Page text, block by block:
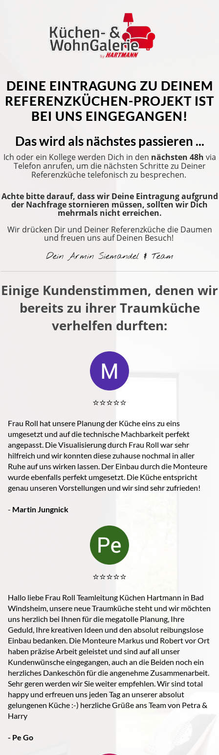
DEINE EINTRAGUNG ZU DEINEM
REFERENZKÜCHEN-PROJEKT IST
BEI UNS EINGEGANGEN!
Das wird als nächstes passieren ...
Ich oder ein Kollege werden Dich in den nächsten 48h via
Telefon anrufen, um die nächsten Schritte zu Deiner
Referenzküche telefonisch zu besprechen.
Achte bitte darauf, dass wir Deine Eintragung aufgrund
der Nachfrage stornieren müssen, sollten wir Dich
mehrmals nicht erreichen.
Wir drücken Dir und Deiner Referenzküche die Daumen
und freuen uns auf Deinen Besuch!
Dein Armin Siemandel & Team
Einige Kundenstimmen, denen wir
bereits zu ihrer Traumküche
verhelfen durften:
⭐️⭐️⭐️⭐️⭐️
Frau Roll hat unsere Planung der Küche eins zu eins
umgesetzt und auf die technische Machbarkeit perfekt
angepasst. Die Visualisierung durch Frau Roll war sehr
hilfreich und wir konnten diese zuhause nochmal in aller
Ruhe auf uns wirken lassen. Der Einbau durch die Monteure
wurde ebenfalls perfekt umgesetzt. Die Küche entspricht
genau unseren Vorstellungen und wir sind sehr zufrieden!
- Martin Jungnick
⭐️⭐️⭐️⭐️⭐️
Hallo liebe Frau Roll Teamleitung Küchen Hartmann in Bad
Windsheim, unsere neue Traumküche steht und wir möchten
uns herzlich bei Ihnen für die megatolle Planung, Ihre
Geduld, Ihre kreativen Ideen und den absolut reibungslose
Einbau bedanken. Die Monteure Markus und Robert vor Ort
haben präzise Arbeit geleistet und sind auf all unser
Kundenwünsche eingegangen, auch an die Beiden noch ein
herzliches Dankeschön für die angenehme Zusammenarbeit.
Sehr geren werden wir Sie weiter empfehlen. Wir sind total
happy und erfreuen uns jeden Tag an unserer absolut
gelungenen Küche :-) herzliche Grüße ans Team von Petra &
Harry
- Pe Go